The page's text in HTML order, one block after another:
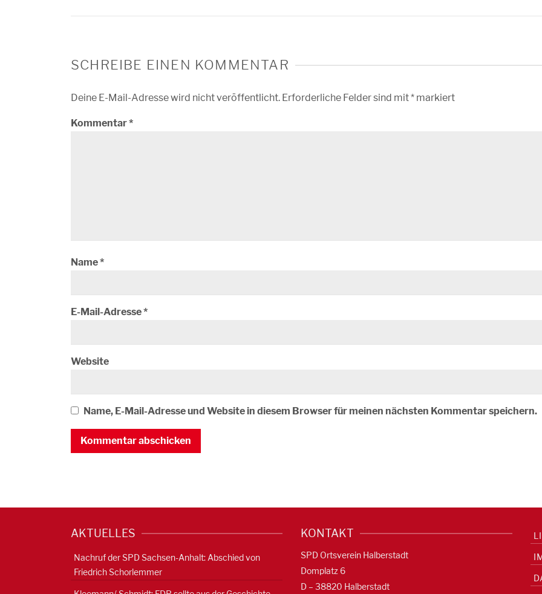
SCHREIBE EINEN KOMMENTAR
Deine E-Mail-Adresse wird nicht veröffentlicht. Erforderliche Felder sind mit* markiert
Kommentar*
Name*
E-Mail-Adresse*
Website
Name, E-Mail-Adresse und Website in diesem Browser für meinen nächsten Kommentar speichern.
AKTUELLES
Nachruf der SPD Sachsen-Anhalt: Abschied von
Friedrich Schorlemmer
KONTAKT
SPD Ortsverein Halberstadt
Domplatz 6
D – 38820 Halberstadt